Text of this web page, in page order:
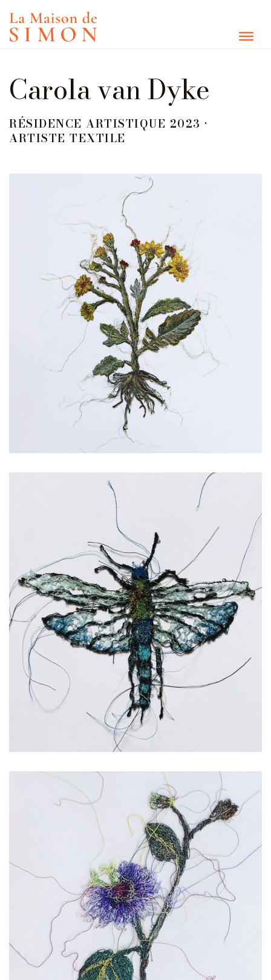
Carola van Dyke​
RÉSIDENCE ARTISTIQUE 2023 •
ARTISTE TEXTILE